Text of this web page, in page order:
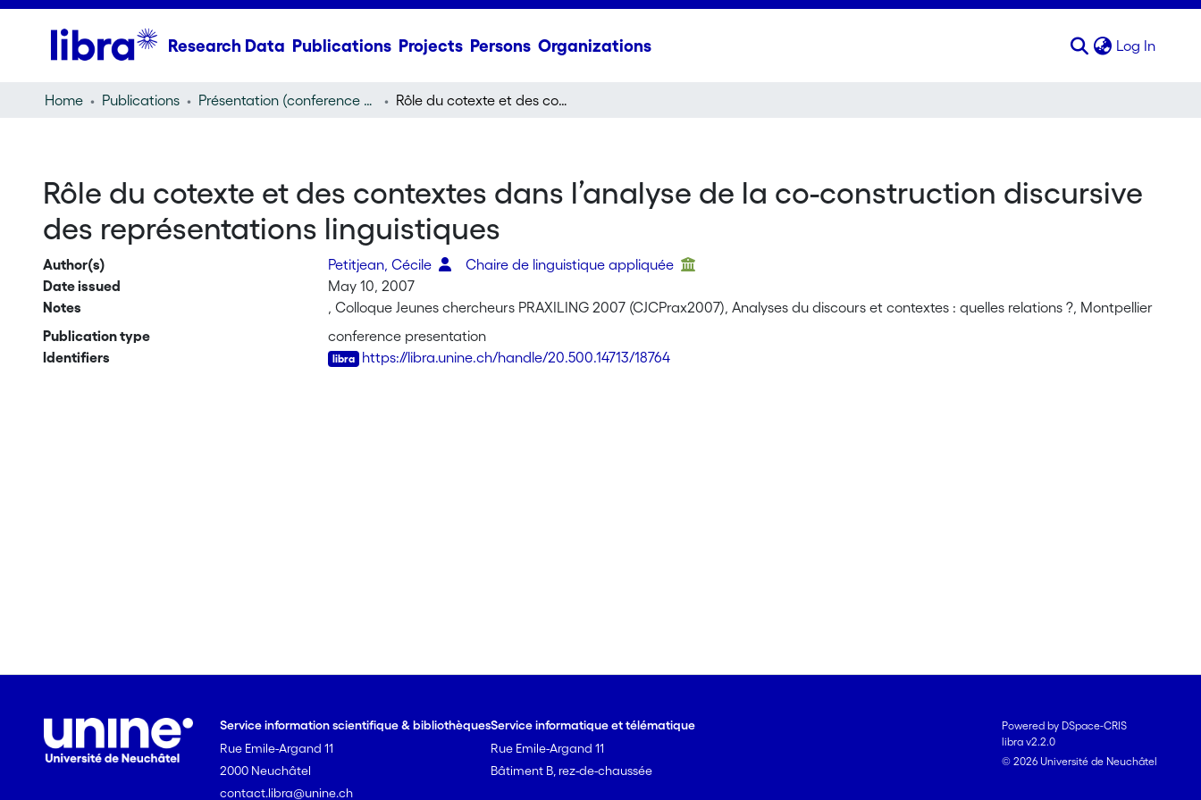
Research Data Publications Projects Persons Organizations Log In
Home Publications Présentation (conference presentation) Rôle du cotexte et des contextes dans l’analyse de la co-construction discursive des représentations linguistiques
Rôle du cotexte et des contextes dans l’analyse de la co-construction discursive
des représentations linguistiques
Author(s) Petitjean, Cécile
Chaire de linguistique appliquée
Date issued
May 10, 2007
Notes
, Colloque Jeunes chercheurs PRAXILING 2007 (CJCPrax2007), Analyses du discours et contextes : quelles relations ?, Montpellier
Publication type
conference presentation
Identifiers
https://libra.unine.ch/handle/20.500.14713/18764
Service information scientifique & bibliothèques
Rue Emile-Argand 11
2000 Neuchâtel
contact.libra@unine.ch
Service informatique et télématique
Rue Emile-Argand 11
Bâtiment B, rez-de-chaussée
Powered by DSpace-CRIS
libra v2.2.0
© 2026 Université de Neuchâtel